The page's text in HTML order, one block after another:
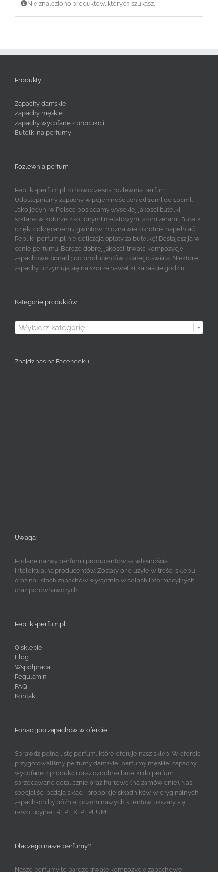
Nie znaleziono produktów, których szukasz.
Produkty
Zapachy damskie
Zapachy męskie
Zapachy wycofane z produkcji
Butelki na perfumy
Rozlewnia perfum
Repliki-perfum.pl to nowoczesna rozlewnia perfum.
Udostępniamy zapachy w pojemnościach od 10ml do 100ml.
Jako jedyni w Polsce posiadamy wysokiej jakości butelki
szklane w kolorze z solidnymi metalowymi atomizerami. Butelki
dzięki odkręcanemu gwintowi można wielokrotnie napełniać.
Repliki-perfum.pl nie doliczają opłaty za butelkę! Dostajesz ją w
cenie perfumu. Bardzo dobrej jakości, trwałe kompozycje
zapachowe ponad 300 producentów z całego świata. Niektóre
zapachy utrzymują się na skórze nawet kilkanaście godzin!
Kategorie produktów
Wybierz kategorię
Znajdź nas na Facebooku
Uwaga!
Podane nazwy perfum i producentów są własnością
intelektualną producentów. Zostały one użyte w treści sklepu
oraz na listach zapachów wyłącznie w celach informacyjnych
oraz porównawczych.
Repliki-perfum.pl
O sklepie
Blog
Współpraca
Regulamin
FAQ
Kontakt
Ponad 300 zapachów w ofercie
Sprawdź pełną listę perfum, które oferuje nasz sklep. W ofercie
przygotowaliśmy perfumy damskie, perfumy męskie, zapachy
wycofane z produkcji oraz ozdobne butelki do perfum
sprzedawane detalicznie oraz hurtowo (na zamówienie). Nasi
specjaliści badają skład i proporcje składników w oryginalnych
zapachach by później oczom naszych klientów ukazały się
rewolucyjne... REPLIKI PERFUM!
Dlaczego nasze perfumy?
Nasze perfumy to bardzo trwałe kompozycje zapachowe